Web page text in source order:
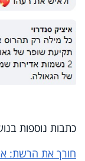
כתבות נוספות
חורך את הרשת: